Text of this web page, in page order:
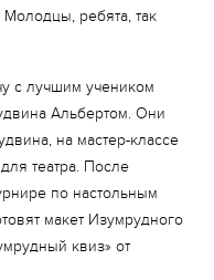
ребята, так
с лучшим учеником
Альбертом. Они
на мастер-классе
театра. После
по настольным
макет Изумрудного
квиз» от